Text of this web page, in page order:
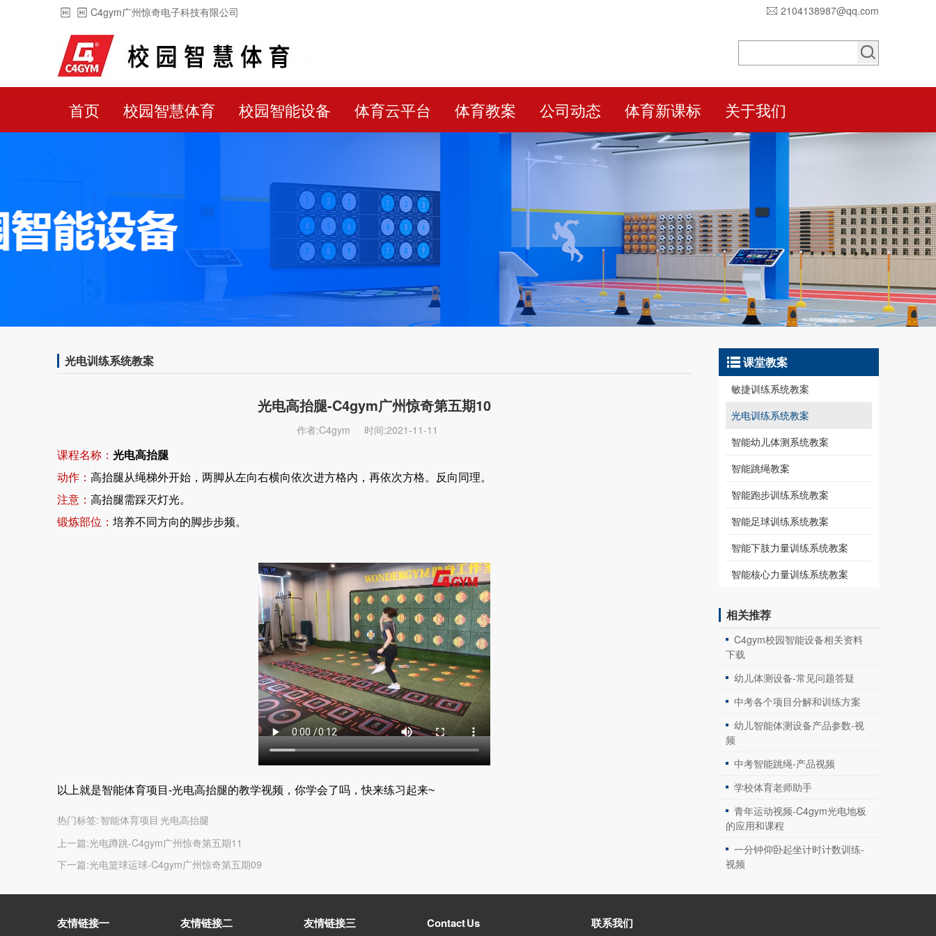
C4gym广州惊奇电子科技有限公司 2104138987@qq.com
首页 校园智慧体育 校园智能设备 体育云平台 体育教案 公司动态 体育新课标 关于我们
光电训练系统教案
光电高抬腿-C4gym广州惊奇第五期10
作者:C4gym 时间:2021-11-11
课程名称： 光电高抬腿
动作： 高抬腿从绳梯外开始，两脚从左向右横向依次进方格内，再依次方格。反向同理。
注意： 高抬腿需踩灭灯光。
锻炼部位： 培养不同方向的脚步步频。
以上就是智能体育项目-光电高抬腿的教学视频，你学会了吗，快来练习起来~
热门标签: 智能体育项目 光电高抬腿
上一篇:光电蹲跳-C4gym广州惊奇第五期11
下一篇:光电篮球运球-C4gym广州惊奇第五期09
课堂教案
敏捷训练系统教案
光电训练系统教案
智能幼儿体测系统教案
智能跳绳教案
智能跑步训练系统教案
智能足球训练系统教案
智能下肢力量训练系统教案
智能核心力量训练系统教案
相关推荐
C4gym校园智能设备相关资料
下载
幼儿体测设备-常见问题答疑
中考各个项目分解和训练方案
幼儿智能体测设备产品参数-视
频
中考智能跳绳-产品视频
学校体育老师助手
青年运动视频-C4gym光电地板
的应用和课程
一分钟仰卧起坐计时计数训练-
视频
友情链接一 友情链接二 友情链接三 Contact Us 联系我们